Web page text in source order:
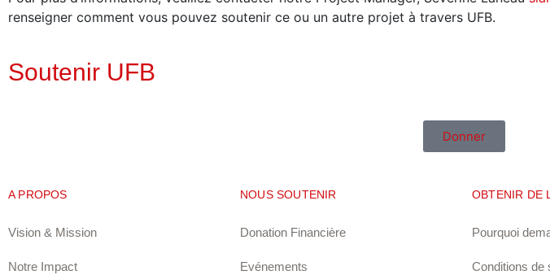
renseigner comment vous pouvez soutenir ce ou un autre projet à travers UFB.
Soutenir UFB
Donner
A PROPOS
Vision & Mission
Notre Impact
NOUS SOUTENIR
Donation Financière
Evénements
OBTENIR DE
Pourquoi
Conditions de